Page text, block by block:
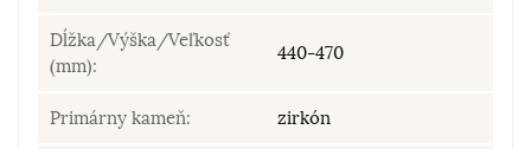
Dĺžka/Výška/Veľkosť
(mm):
440-470
Primárny kameň: zirkón